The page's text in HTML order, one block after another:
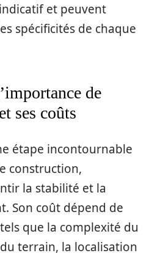
et peuvent
spécificités de chaque
de
ses coûts
étape incontournable
construction,
la stabilité et la
Son coût dépend de
que la complexité du
terrain, la localisation